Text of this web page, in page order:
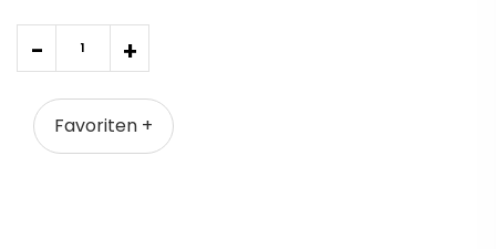
+
-
Favoriten +